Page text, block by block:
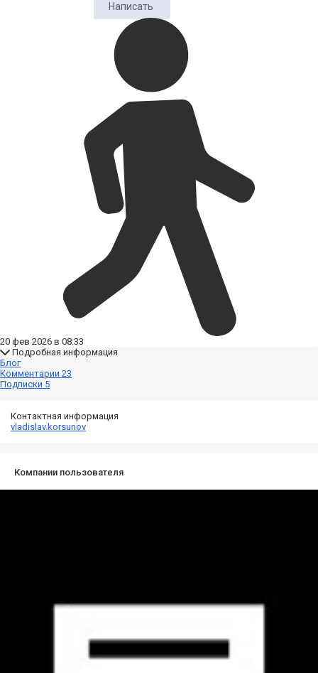
Написать
20 фев 2026 в 08:33
Подробная информация
Блог
Комментарии 23
Подписки 5
Контактная информация
vladislav.korsunov
Компании пользователя